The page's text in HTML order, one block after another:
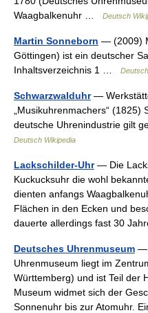
Waagbalkenuhr …
Deutsch
Martin Sonneborn — (2009)
Göttingen) ist ein deutscher
Inhaltsverzeichnis 1 …
Schwarzwalduhr—
„Musikuhrenmachers“
deutsche Uhrenindustrie gilt
Deutsch Wikipedia
Lackschilder-Uhr— Die
Kuckucksuhr die wohl
dienten anfangs
Flächen in den Ecken und
dauerte allerdings fast 30
Deutsches Uhrenmuseum —
Uhrenmuseum liegt im
Württemberg) und ist Teil der
Museum widmet sich der
Sonnenuhr bis zur Atomuhr.